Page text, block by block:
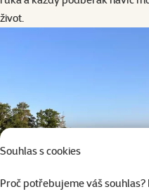
Souhlas s cookies
Proč potřebujeme váš
život.